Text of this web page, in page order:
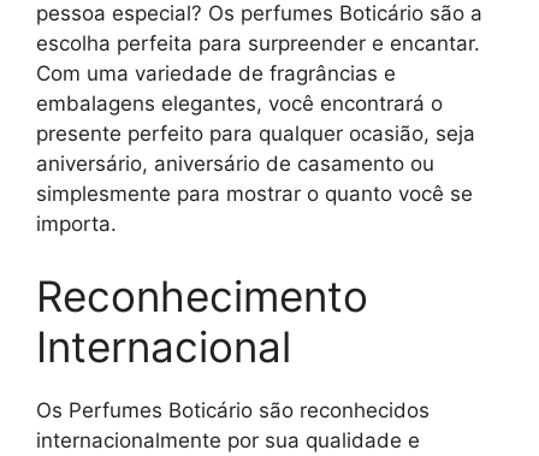
pessoa especial? Os perfumes Boticário são a
escolha perfeita para surpreender e encantar.
Com uma variedade de fragrâncias e
embalagens elegantes, você encontrará o
presente perfeito para qualquer ocasião, seja
aniversário, aniversário de casamento ou
simplesmente para mostrar o quanto você se
importa.
Reconhecimento
Internacional
Os Perfumes Boticário são reconhecidos
internacionalmente por sua qualidade e